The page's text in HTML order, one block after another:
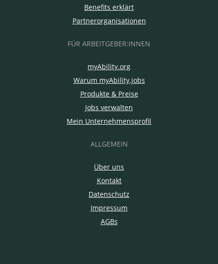
Benefits erklärt
Partnerorganisationen
FÜR ARBEITGEBER:INNEN
myAbility.org
Warum myAbility.jobs
Produkte & Preise
Jobs verwalten
Mein Unternehmensprofil
ALLGEMEIN
Über uns
Kontakt
Datenschutz
Impressum
AGBs